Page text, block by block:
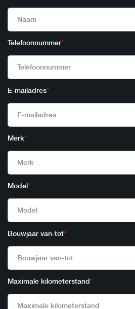
Telefoonnummer*
E-mailadres*
Merk*
Model*
Bouwjaar van-tot*
Maximale kilometerstand*